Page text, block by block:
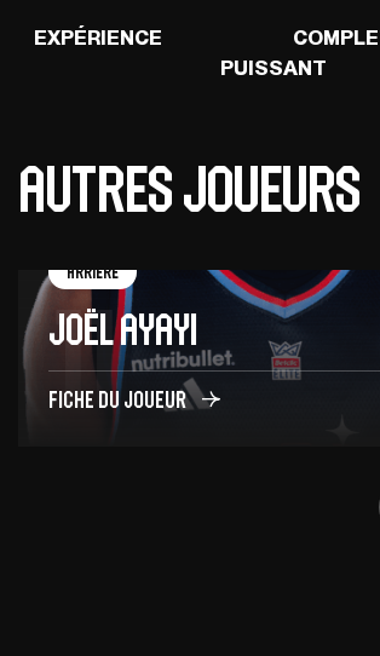
EXPÉRIENCE
PUISSANT
Autres joueurs
11
Arrière
Joël Ayayi
Fiche du joueur